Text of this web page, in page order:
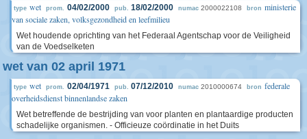
type wet prom. 04/02/2000 pub. 18/02/2000 numac 2000022108 bron ministerie
van sociale zaken, volksgezondheid en leefmilieu
Wet houdende oprichting van het Federaal Agentschap voor de Veiligheid
van de Voedselketen
wet van 02 april 1971
type wet prom. 02/04/1971 pub. 07/12/2010 numac 2010000674 bron federale
overheidsdienst binnenlandse zaken
Wet betreffende de bestrijding van voor planten en plantaardige producten
schadelijke organismen. - Officieuze coördinatie in het Duits